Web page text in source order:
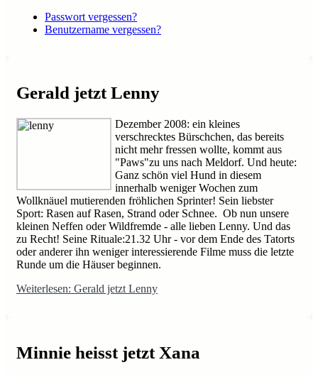
Passwort vergessen?
Benutzername vergessen?
Gerald jetzt Lenny
Dezember 2008: ein kleines
verschrecktes Bürschchen, das bereits
nicht mehr fressen wollte, kommt aus
"Paws"zu uns nach Meldorf. Und heute:
Ganz schön viel Hund in diesem
innerhalb weniger Wochen zum
Wollknäuel mutierenden fröhlichen Sprinter! Sein liebster
Sport: Rasen auf Rasen, Strand oder Schnee. Ob nun unsere
kleinen Neffen oder Wildfremde - alle lieben Lenny. Und das
zu Recht! Seine Rituale:21.32 Uhr - vor dem Ende des Tatorts
oder anderer ihn weniger interessierende Filme muss die letzte
Runde um die Häuser beginnen.
Weiterlesen: Gerald jetzt Lenny
Minnie heisst jetzt Xana